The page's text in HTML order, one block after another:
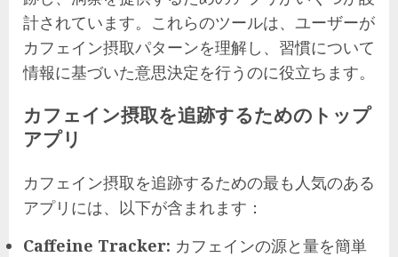
計されています。これらのツールは、ユーザーが
カフェイン摂取パターンを理解し、習慣について
情報に基づいた意思決定を行うのに役立ちます。
カフェイン摂取を追跡するためのトップ
アプリ
カフェイン摂取を追跡するための最も人気のある
アプリには、以下が含まれます：
Caffeine Tracker: カフェインの源と量を簡単